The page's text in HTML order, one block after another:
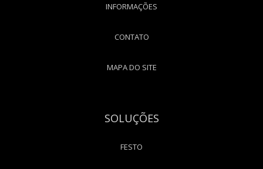
INFORMAÇÕES
CONTATO
MAPA DO SITE
SOLUÇÕES
FESTO